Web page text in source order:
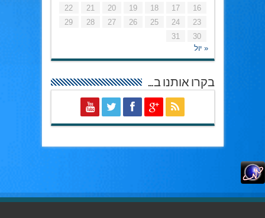
16
17
18
19
20
21
22
23
24
25
26
27
28
29
30
31
« יול
בקרו אותנו ב…